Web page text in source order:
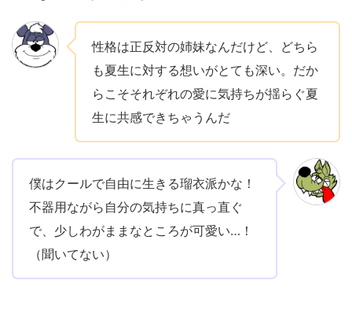
性格は正反対の姉妹なんだけど、どちら
も夏生に対する想いがとても深い。だか
らこそそれぞれの愛に気持ちが揺らぐ夏
生に共感できちゃうんだ
僕はクールで自由に生きる瑠衣派かな！
不器用ながら自分の気持ちに真っ直ぐ
で、少しわがままなところが可愛い…！
（聞いてない）